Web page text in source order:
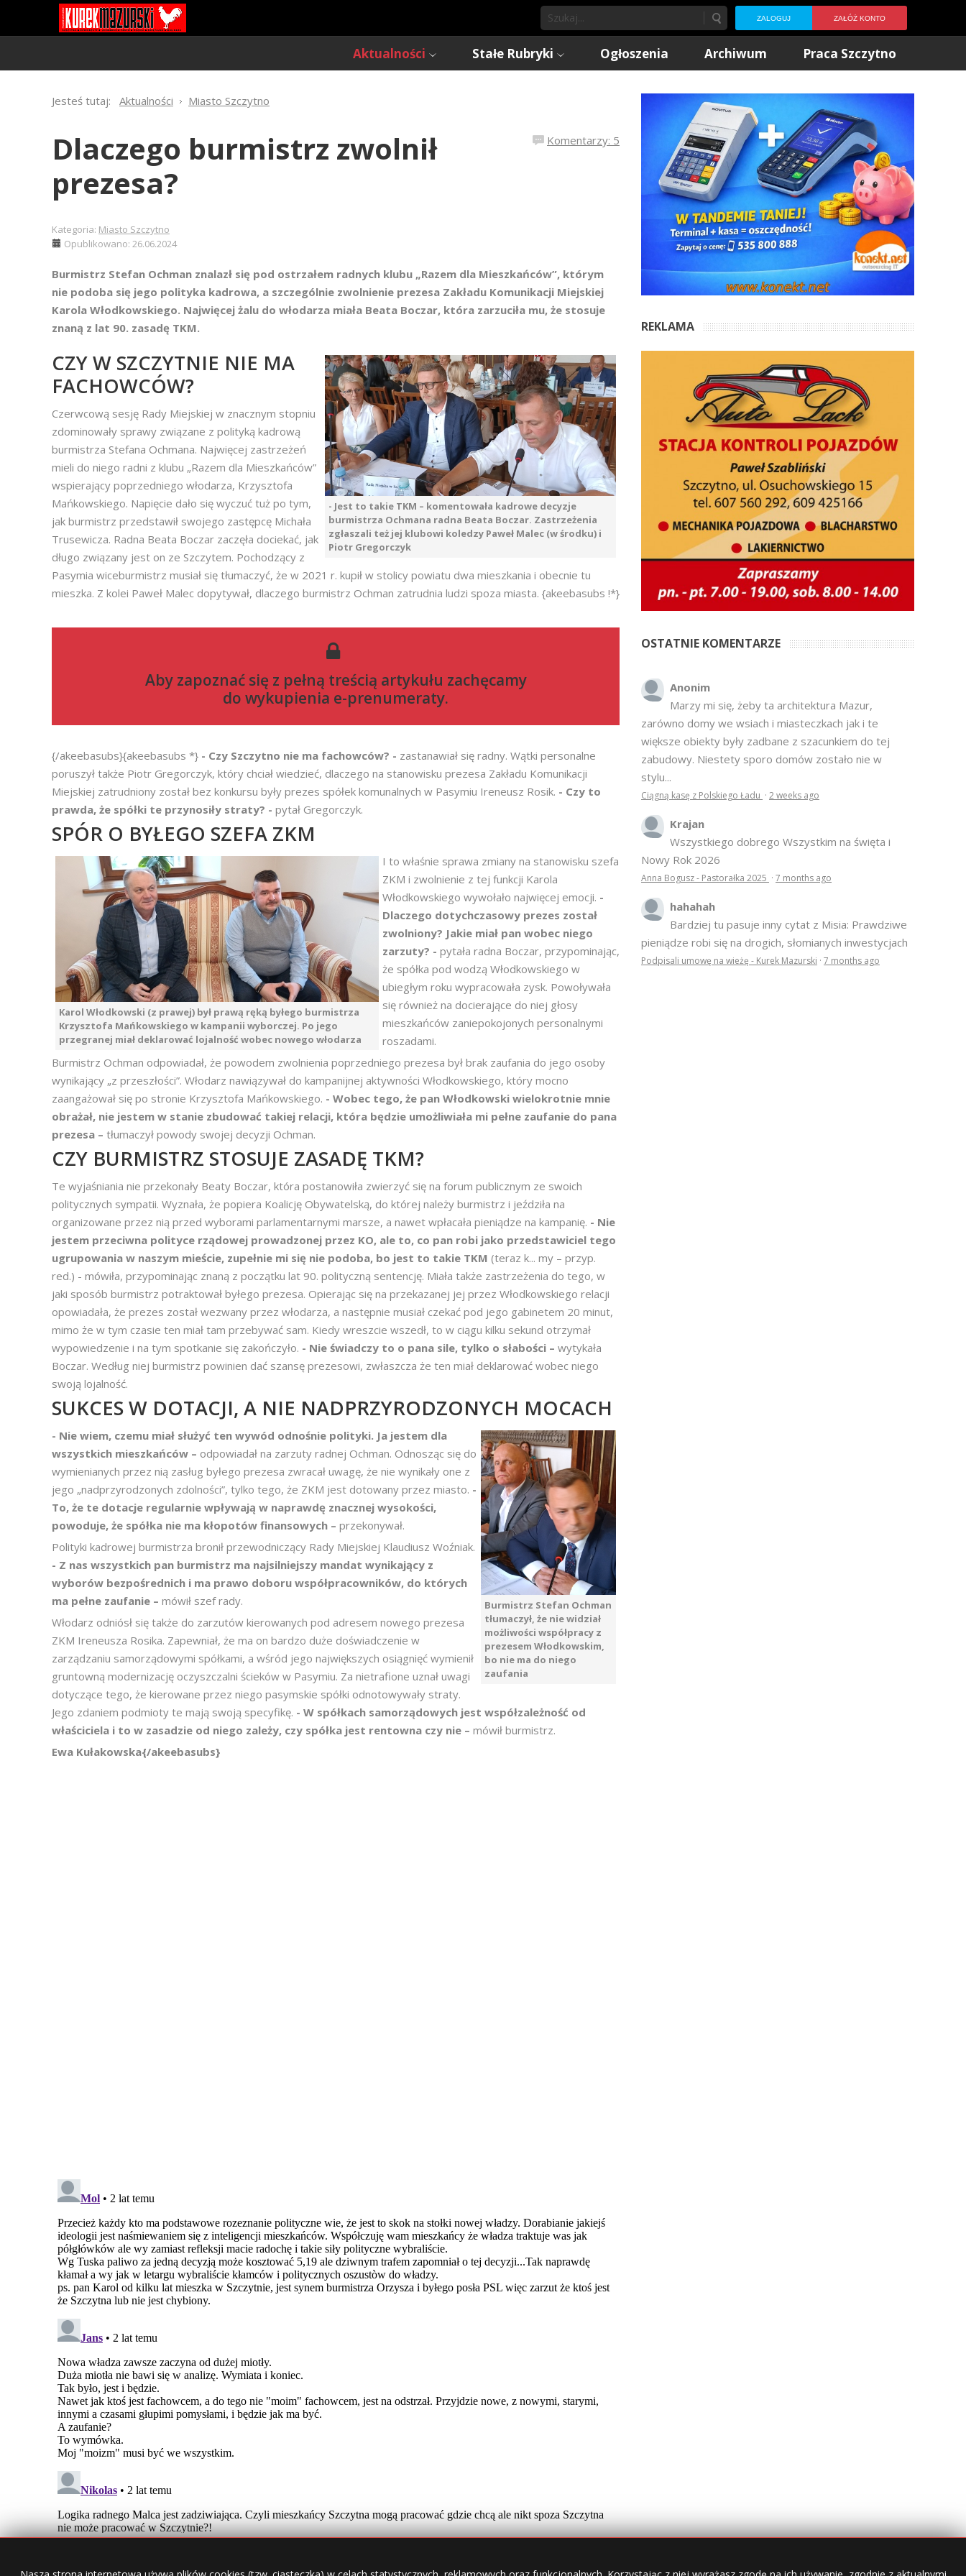
ZALOGUJ ZAŁÓŻ KONTO
Aktualności Stałe Rubryki Ogłoszenia Archiwum Praca Szczytno
Jesteś tutaj: Aktualności Miasto Szczytno
Komentarzy: 5
Dlaczego burmistrz zwolnił
prezesa?
Kategoria: Miasto Szczytno
Opublikowano: 26.06.2024
Burmistrz Stefan Ochman znalazł się pod ostrzałem radnych klubu „Razem dla Mieszkańców”, którym
nie podoba się jego polityka kadrowa, a szczególnie zwolnienie prezesa Zakładu Komunikacji Miejskiej
Karola Włodkowskiego. Najwięcej żalu do włodarza miała Beata Boczar, która zarzuciła mu, że stosuje
znaną z lat 90. zasadę TKM.
- Jest to takie TKM – komentowała kadrowe decyzje
burmistrza Ochmana radna Beata Boczar. Zastrzeżenia
zgłaszali też jej klubowi koledzy Paweł Malec (w środku) i
Piotr Gregorczyk
CZY W SZCZYTNIE NIE MA
FACHOWCÓW?
Czerwcową sesję Rady Miejskiej w znacznym stopniu
zdominowały sprawy związane z polityką kadrową
burmistrza Stefana Ochmana. Najwięcej zastrzeżeń
mieli do niego radni z klubu „Razem dla Mieszkańców”
wspierający poprzedniego włodarza, Krzysztofa
Mańkowskiego. Napięcie dało się wyczuć tuż po tym,
jak burmistrz przedstawił swojego zastępcę Michała
Trusewicza. Radna Beata Boczar zaczęła dociekać, jak
długo związany jest on ze Szczytem. Pochodzący z
Pasymia wiceburmistrz musiał się tłumaczyć, że w 2021 r. kupił w stolicy powiatu dwa mieszkania i obecnie tu
mieszka. Z kolei Paweł Malec dopytywał, dlaczego burmistrz Ochman zatrudnia ludzi spoza miasta. {akeebasubs !*}
Aby zapoznać się z pełną treścią artykułu zachęcamy
do wykupienia e-prenumeraty.
{/akeebasubs}{akeebasubs *} - Czy Szczytno nie ma fachowców? - zastanawiał się radny. Wątki personalne
poruszył także Piotr Gregorczyk, który chciał wiedzieć, dlaczego na stanowisku prezesa Zakładu Komunikacji
Miejskiej zatrudniony został bez konkursu były prezes spółek komunalnych w Pasymiu Ireneusz Rosik. - Czy to
prawda, że spółki te przynosiły straty? - pytał Gregorczyk.
SPÓR O BYŁEGO SZEFA ZKM
Karol Włodkowski (z prawej) był prawą ręką byłego burmistrza
Krzysztofa Mańkowskiego w kampanii wyborczej. Po jego
przegranej miał deklarować lojalność wobec nowego włodarza
I to właśnie sprawa zmiany na stanowisku szefa
ZKM i zwolnienie z tej funkcji Karola
Włodkowskiego wywołało najwięcej emocji. -
Dlaczego dotychczasowy prezes został
zwolniony? Jakie miał pan wobec niego
zarzuty? - pytała radna Boczar, przypominając,
że spółka pod wodzą Włodkowskiego w
ubiegłym roku wypracowała zysk. Powoływała
się również na docierające do niej głosy
mieszkańców zaniepokojonych personalnymi
roszadami.
Burmistrz Ochman odpowiadał, że powodem zwolnienia poprzedniego prezesa był brak zaufania do jego osoby
wynikający „z przeszłości”. Włodarz nawiązywał do kampanijnej aktywności Włodkowskiego, który mocno
zaangażował się po stronie Krzysztofa Mańkowskiego. - Wobec tego, że pan Włodkowski wielokrotnie mnie
obrażał, nie jestem w stanie zbudować takiej relacji, która będzie umożliwiała mi pełne zaufanie do pana
prezesa – tłumaczył powody swojej decyzji Ochman.
CZY BURMISTRZ STOSUJE ZASADĘ TKM?
Te wyjaśniania nie przekonały Beaty Boczar, która postanowiła zwierzyć się na forum publicznym ze swoich
politycznych sympatii. Wyznała, że popiera Koalicję Obywatelską, do której należy burmistrz i jeździła na
organizowane przez nią przed wyborami parlamentarnymi marsze, a nawet wpłacała pieniądze na kampanię. - Nie
jestem przeciwna polityce rządowej prowadzonej przez KO, ale to, co pan robi jako przedstawiciel tego
ugrupowania w naszym mieście, zupełnie mi się nie podoba, bo jest to takie TKM (teraz k... my – przyp.
red.) - mówiła, przypominając znaną z początku lat 90. polityczną sentencję. Miała także zastrzeżenia do tego, w
jaki sposób burmistrz potraktował byłego prezesa. Opierając się na przekazanej jej przez Włodkowskiego relacji
opowiadała, że prezes został wezwany przez włodarza, a następnie musiał czekać pod jego gabinetem 20 minut,
mimo że w tym czasie ten miał tam przebywać sam. Kiedy wreszcie wszedł, to w ciągu kilku sekund otrzymał
wypowiedzenie i na tym spotkanie się zakończyło. - Nie świadczy to o pana sile, tylko o słabości – wytykała
Boczar. Według niej burmistrz powinien dać szansę prezesowi, zwłaszcza że ten miał deklarować wobec niego
swoją lojalność.
SUKCES W DOTACJI, A NIE NADPRZYRODZONYCH MOCACH
Burmistrz Stefan Ochman
tłumaczył, że nie widział
możliwości współpracy z
prezesem Włodkowskim,
bo nie ma do niego
zaufania
- Nie wiem, czemu miał służyć ten wywód odnośnie polityki. Ja jestem dla
wszystkich mieszkańców – odpowiadał na zarzuty radnej Ochman. Odnosząc się do
wymienianych przez nią zasług byłego prezesa zwracał uwagę, że nie wynikały one z
jego „nadprzyrodzonych zdolności”, tylko tego, że ZKM jest dotowany przez miasto. -
To, że te dotacje regularnie wpływają w naprawdę znacznej wysokości,
powoduje, że spółka nie ma kłopotów finansowych – przekonywał.
Polityki kadrowej burmistrza bronił przewodniczący Rady Miejskiej Klaudiusz Woźniak.
- Z nas wszystkich pan burmistrz ma najsilniejszy mandat wynikający z
wyborów bezpośrednich i ma prawo doboru współpracowników, do których
ma pełne zaufanie – mówił szef rady.
Włodarz odniósł się także do zarzutów kierowanych pod adresem nowego prezesa
ZKM Ireneusza Rosika. Zapewniał, że ma on bardzo duże doświadczenie w
zarządzaniu samorządowymi spółkami, a wśród jego największych osiągnięć wymienił
gruntowną modernizację oczyszczalni ścieków w Pasymiu. Za nietrafione uznał uwagi
dotyczące tego, że kierowane przez niego pasymskie spółki odnotowywały straty.
Jego zdaniem podmioty te mają swoją specyfikę. - W spółkach samorządowych jest współzależność od
właściciela i to w zasadzie od niego zależy, czy spółka jest rentowna czy nie – mówił burmistrz.
Ewa Kułakowska{/akeebasubs}
REKLAMA
OSTATNIE KOMENTARZE
Anonim
Marzy mi się, żeby ta architektura Mazur,
zarówno domy we wsiach i miasteczkach jak i te
większe obiekty były zadbane z szacunkiem do tej
zabudowy. Niestety sporo domów zostało nie w
stylu...
Ciągną kasę z Polskiego Ładu · 2 weeks ago
Krajan
Wszystkiego dobrego Wszystkim na święta i
Nowy Rok 2026
Anna Bogusz - Pastorałka 2025 · 7 months ago
hahahah
Bardziej tu pasuje inny cytat z Misia: Prawdziwe
pieniądze robi się na drogich, słomianych inwestycjach
Podpisali umowę na wieżę - Kurek Mazurski · 7 months ago